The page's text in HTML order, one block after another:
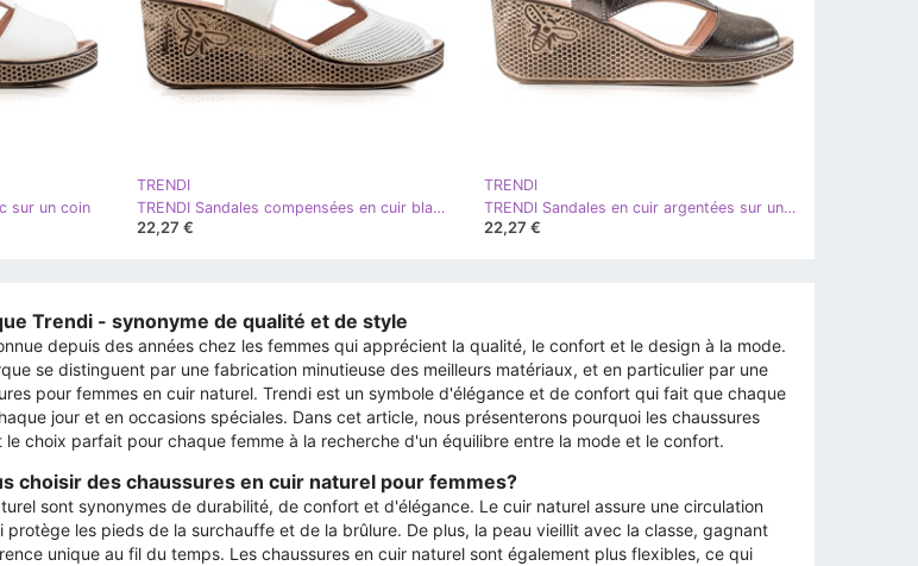
sur un coin
TRENDI
TRENDI Sandales compensées en cuir blanc
22,27 €
TRENDI
TRENDI Sandales en cuir argentées sur un coin gris
22,27 €
Trendi - synonyme de qualité et de style
depuis des années chez les femmes qui apprécient la qualité, le confort et le design à la mode.
se distinguent par une fabrication minutieuse des meilleurs matériaux, et en particulier par une
pour femmes en cuir naturel. Trendi est un symbole d'élégance et de confort qui fait que chaque
jour et en occasions spéciales. Dans cet article, nous présenterons pourquoi les chaussures
le choix parfait pour chaque femme à la recherche d'un équilibre entre la mode et le confort.
choisir des chaussures en cuir naturel pour femmes?
sont synonymes de durabilité, de confort et d'élégance. Le cuir naturel assure une circulation
protège les pieds de la surchauffe et de la brûlure. De plus, la peau vieillit avec la classe, gagnant
unique au fil du temps. Les chaussures en cuir naturel sont également plus flexibles, ce qui